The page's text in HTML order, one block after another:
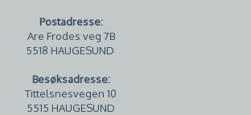
Postadresse:
Are Frodes veg 7B
5518 HAUGESUND
Besøksadresse:
Tittelsnesvegen 10
5515 HAUGESUND